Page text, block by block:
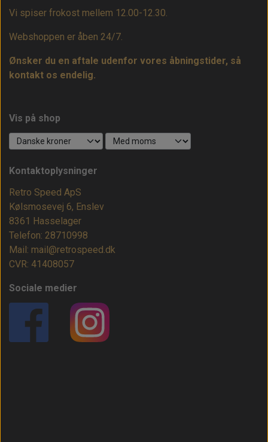
Vi spiser frokost mellem 12.00-12.30.
Webshoppen er åben 24/7.
Ønsker du en aftale udenfor vores åbningstider, så
kontakt os endelig.
Vis på shop
Kontaktoplysninger
Retro Speed ApS
Kølsmosevej 6, Enslev
8361 Hasselager
Telefon: 28710998
Mail: mail@retrospeed.dk
CVR: 41408057
Sociale medier